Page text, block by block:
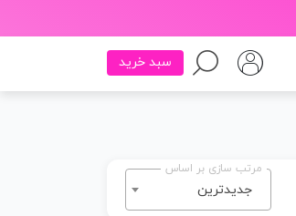
سبد خرید
جدیدترین
مرتب سازی بر اساس